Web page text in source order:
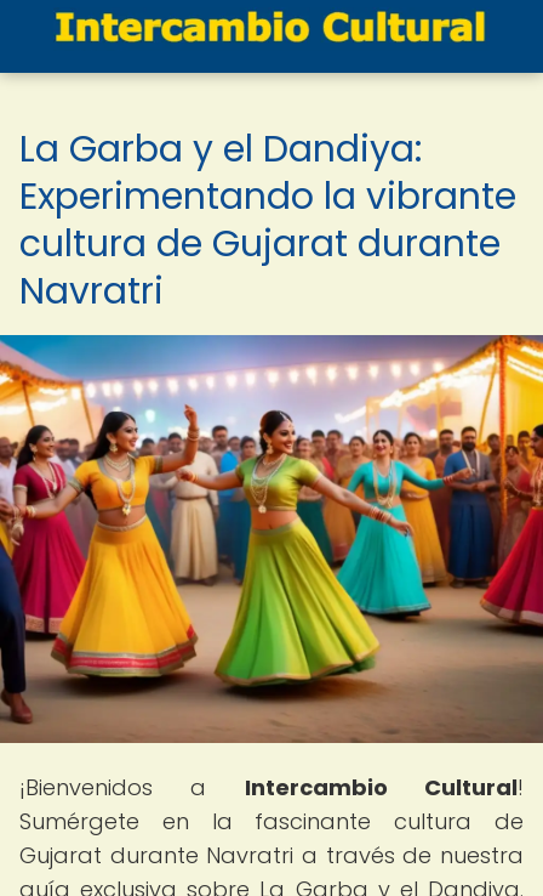
La Garba y el Dandiya:
Experimentando la vibrante
cultura de Gujarat durante
Navratri
¡Bienvenidos a Intercambio Cultural!
Sumérgete en la fascinante cultura de
Gujarat durante Navratri a través de nuestra
guía exclusiva sobre La Garba y el Dandiya.